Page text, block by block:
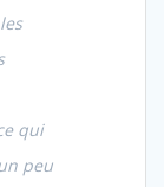
qui
peu